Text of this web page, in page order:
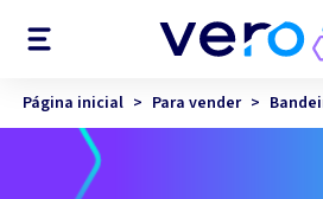
Menu
Página inicial > Para vender >